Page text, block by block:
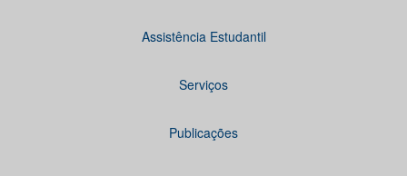
Assistência Estudantil
Serviços
Publicações